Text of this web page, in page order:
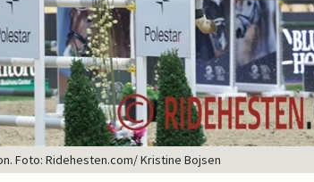
Foto: Ridehesten.com/ Kristine Bojsen